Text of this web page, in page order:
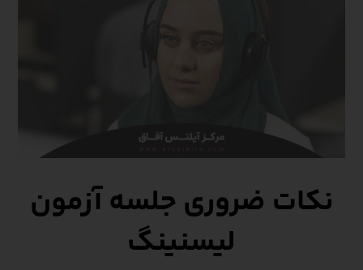
نکات ضروری جلسه آزمون
لیسنینگ